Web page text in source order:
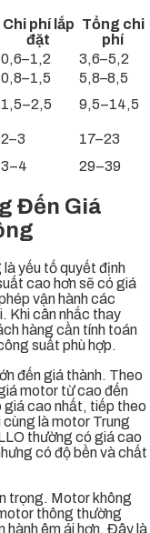
Chi phí lắp
đặt
Tổng chi
phí
0,6–1,2
3,6–5,2
0,8–1,5
5,8–8,5
1,5–2,5
9,5–14,5
2–3
17–23
3–4 29–39
Đến Giá
yếu tố quyết định
cao hơn sẽ có giá
vận hành các
Khi cân nhắc thay
hàng cần tính toán
suất phù hợp.
đến giá thành. Theo
motor từ cao đến
giá cao nhất, tiếp theo
là motor Trung
thường có giá cao
có độ bền và chất
trọng. Motor không
thông thường
hành êm ái hơn. Đây là